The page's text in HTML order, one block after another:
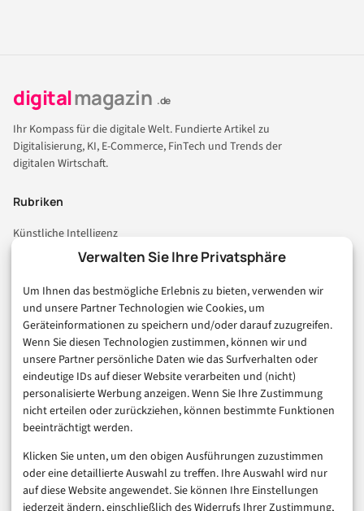
Verwalten Sie Ihre Privatsphäre
Um Ihnen das bestmögliche Erlebnis zu bieten, verwenden wir
und unsere Partner Technologien wie Cookies, um
Geräteinformationen zu speichern und/oder darauf zuzugreifen.
Wenn Sie diesen Technologien zustimmen, können wir und
unsere Partner persönliche Daten wie das Surfverhalten oder
eindeutige IDs auf dieser Website verarbeiten und (nicht)
personalisierte Werbung anzeigen. Wenn Sie Ihre Zustimmung
nicht erteilen oder zurückziehen, können bestimmte Funktionen
beeinträchtigt werden.
Klicken Sie unten, um den obigen Ausführungen zuzustimmen
oder eine detaillierte Auswahl zu treffen. Ihre Auswahl wird nur
auf diese Website angewendet. Sie können Ihre Einstellungen
jederzeit ändern, einschließlich des Widerrufs Ihrer Zustimmung,
digitalmagazin .de
Ihr Kompass für die digitale Welt. Fundierte Artikel zu
Digitalisierung, KI, E-Commerce, FinTech und Trends der
digitalen Wirtschaft.
Rubriken
Künstliche Intelligenz
Technologie & IT
Consumer & Digital Life
Marketing
Finanzen & FinTech
Business & Karriere
Sicherheit & Recht
Digitalisierung
Marketing
Magazin
Unsere Redaktion